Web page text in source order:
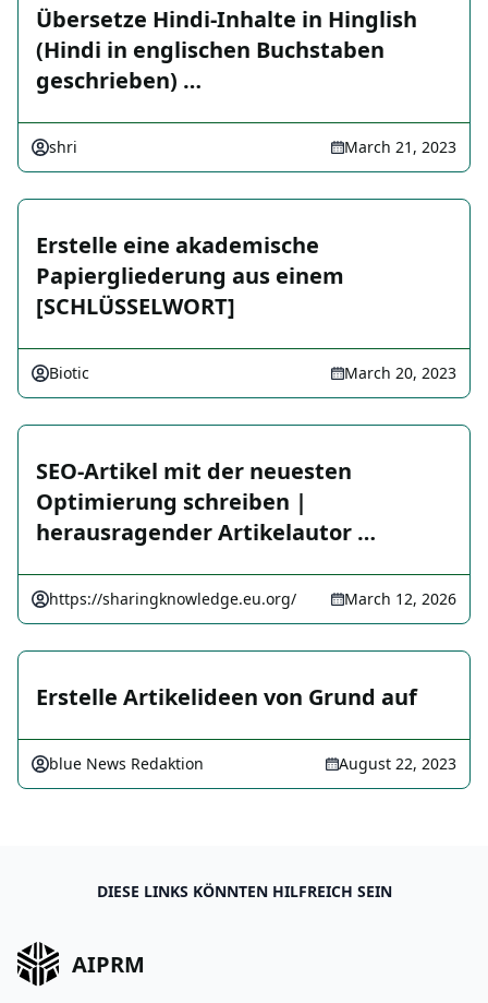
Übersetze Hindi-Inhalte in Hinglish
(Hindi in englischen Buchstaben
geschrieben) …
shri March 21, 2023
Erstelle eine akademische
Papiergliederung aus einem
[SCHLÜSSELWORT]
Biotic March 20, 2023
SEO-Artikel mit der neuesten
Optimierung schreiben |
herausragender Artikelautor …
https://sharingknowledge.eu.org/ March 12, 2026
Erstelle Artikelideen von Grund auf
blue News Redaktion August 22, 2023
DIESE LINKS KÖNNTEN HILFREICH SEIN
AIPRM